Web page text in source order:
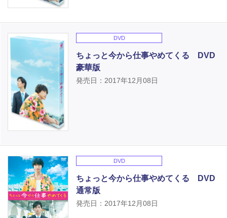
DVD
ちょっと今から仕事やめてくる DVD
豪華版
発売日：2017年12月08日
DVD
ちょっと今から仕事やめてくる DVD
通常版
発売日：2017年12月08日